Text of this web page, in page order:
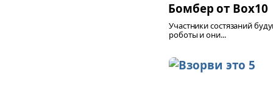
Бомбер от Box10
Участники состязаний
роботы и они...